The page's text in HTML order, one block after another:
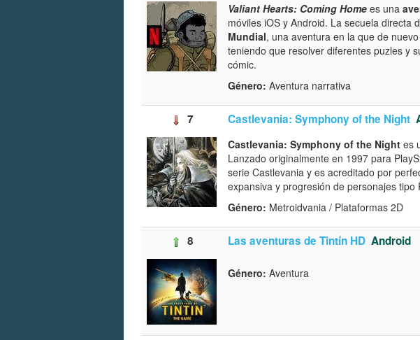
Valiant Hearts: Coming Home es una
móviles iOS y Android. La secuela directa
Mundial, una aventura en la que de
teniendo que resolver diferentes puzles y
cómic.
Género: Aventura narrativa
7 Castlevania: Symphony of the Night
Castlevania: Symphony of the Night es
Lanzado originalmente en 1997 para
serie Castlevania y es acreditado por
expansiva y progresión de personajes tipo
Género: Metroidvania / Plataformas 2D
8 Las aventuras de Tintín HD Android
Género: Aventura